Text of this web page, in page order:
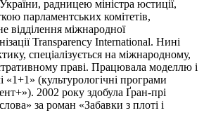
радницею міністра юстиції,
парламентських комітетів,
відділення міжнародної
Transparency International. Нині
спеціалізується на міжнародному,
праві. Працювала моделлю і
«1+1» (культурологічні програми
2002 року здобула Ґран-прі
за роман «Забавки з плоті і